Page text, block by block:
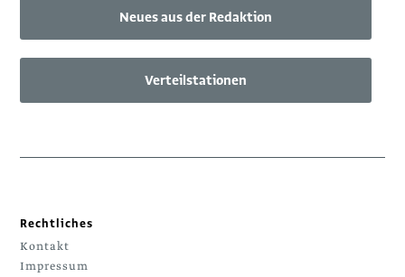
Neues aus der Redaktion
Verteilstationen
Rechtliches
Kontakt
Impressum